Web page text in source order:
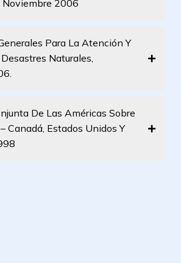
Noviembre 2006
Para La Atención Y
Naturales,
De Las Américas Sobre
Canadá, Estados Unidos Y